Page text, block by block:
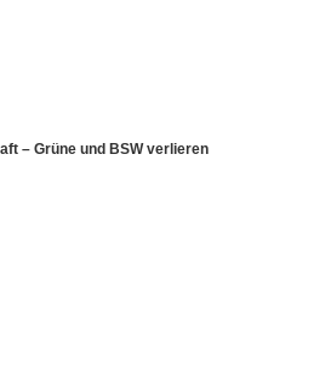
– Grüne und BSW verlieren